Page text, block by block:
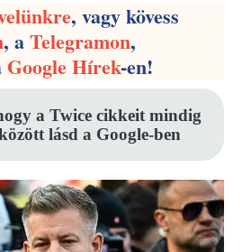
, vagy kövess
, aTelegramon,
Google Hírek-en!
a Twice cikkeit mindig
lásd a Google-ben